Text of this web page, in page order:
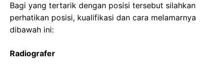
Bagi yang tertarik dengan posisi tersebut silahkan
perhatikan posisi, kualifikasi dan cara melamarnya
dibawah ini:
Radiografer